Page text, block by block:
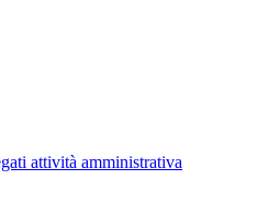
attività amministrativa